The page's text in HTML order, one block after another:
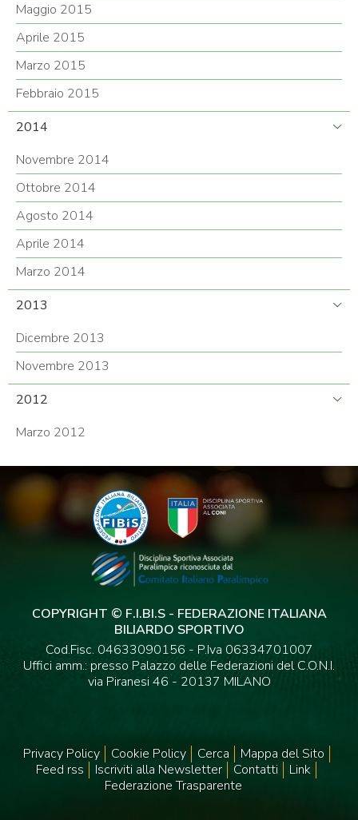
Maggio 2015
Aprile 2015
Marzo 2015
Febbraio 2015
2014
Novembre 2014
Ottobre 2014
Agosto 2014
Aprile 2014
Marzo 2014
2013
Dicembre 2013
Novembre 2013
2012
Marzo 2012
COPYRIGHT © F.I.BI.S - FEDERAZIONE ITALIANA
BILIARDO SPORTIVO
Cod.Fisc. 04633090156 - P.Iva 06334701007
Uffici amm.: presso Palazzo delle Federazioni del C.O.N.I.
via Piranesi 46 - 20137 MILANO
Privacy Policy Cookie Policy Cerca
Mappa del Sito
Feed rss
Iscriviti alla Newsletter Contatti
Link
Federazione Trasparente